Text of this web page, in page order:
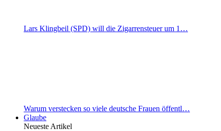
Lars Klingbeil (SPD) will die Zigarrensteuer um 1…
Warum verstecken so viele deutsche Frauen öffentl…
Glaube
Neueste Artikel